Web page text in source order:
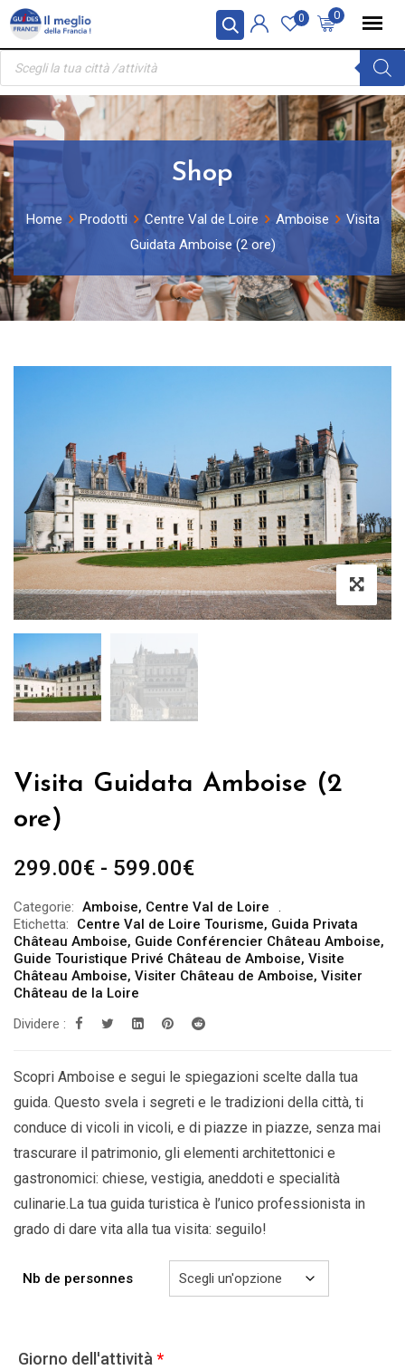
Pannello di gestione dei cookies
Skip
content
0
0
Ricerca
prodotti
Shop
Home Prodotti Centre Val de Loire Amboise
Visita
Guidata Amboise (2 ore)
Visita Guidata Amboise (2
ore)
299.00€ - 599.00€Fascia
prezzo:
da
299.00€
599.00€
Categorie: Amboise, Centre Val de Loire
Etichetta:
Centre Val de Loire Tourisme, Guida Privata
Château Amboise, Guide Conférencier Château Amboise,
Guide Touristique Privé Château de Amboise, Visite
Château Amboise, Visiter Château de Amboise, Visiter
Château de la Loire
Dividere :
Scopri Amboise e segui le spiegazioni scelte dalla tua
guida. Questo svela i segreti e le tradizioni della città, ti
conduce di vicoli in vicoli, e di piazze in piazze, senza mai
trascurare il patrimonio, gli elementi architettonici e
gastronomici: chiese, vestigia, aneddoti e specialità
culinarie.La tua guida turistica è l’unico professionista in
grado di dare vita alla tua visita: seguilo!
Nb de personnes
Giorno dell'attività *